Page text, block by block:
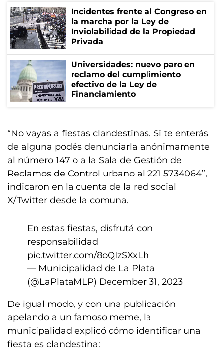
Incidentes frente al Congreso en
la marcha por la Ley de
Inviolabilidad de la Propiedad
Privada
Universidades: nuevo paro en
reclamo del cumplimiento
efectivo de la Ley de
Financiamiento
“No vayas a fiestas clandestinas. Si te enterás
de alguna podés denunciarla anónimamente
al número 147 o a la Sala de Gestión de
Reclamos de Control urbano al 221 5734064”,
indicaron en la cuenta de la red social
X/Twitter desde la comuna.
En estas fiestas, disfrutá con
responsabilidad
pic.twitter.com/8oQIzSXxLh
— Municipalidad de La Plata
(@LaPlataMLP) December 31, 2023
De igual modo, y con una publicación
apelando a un famoso meme, la
municipalidad explicó cómo identificar una
fiesta es clandestina: